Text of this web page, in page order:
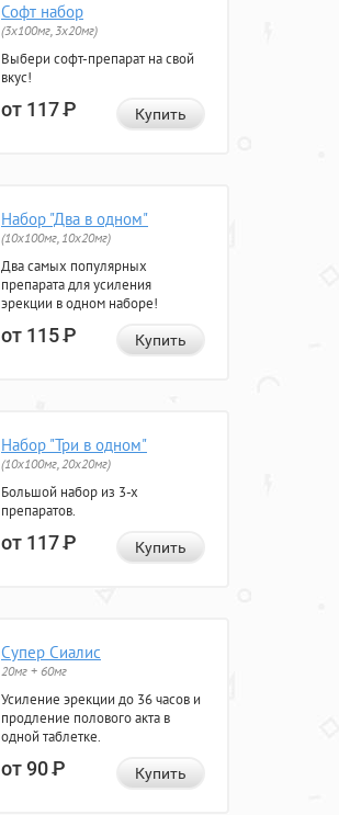
Софт набор
(3x100мг, 3x20мг)
Выбери софт-препарат на свой
вкус!
от 117Р Купить
Набор "Два в одном"
(10x100мг, 10x20мг)
Два самых популярных
препарата для усиления
эрекции в одном наборе!
от 115Р Купить
Набор "Три в одном"
(10x100мг, 20x20мг)
Большой набор из 3-х
препаратов.
от 117Р Купить
Супер Сиалис
20мг + 60мг
Усиление эрекции до 36 часов и
продление полового акта в
одной таблетке.
от 90Р Купить